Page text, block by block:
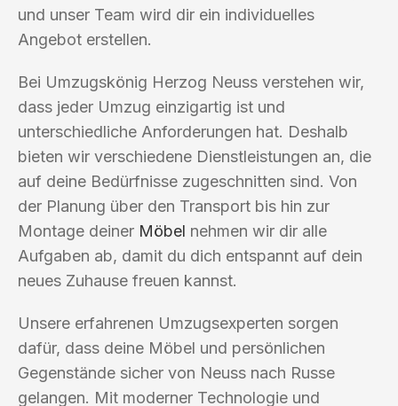
und unser Team wird dir ein individuelles
Angebot erstellen.
Bei Umzugskönig Herzog Neuss verstehen wir,
dass jeder Umzug einzigartig ist und
unterschiedliche Anforderungen hat. Deshalb
bieten wir verschiedene Dienstleistungen an, die
auf deine Bedürfnisse zugeschnitten sind. Von
der Planung über den Transport bis hin zur
Montage deiner Möbel nehmen wir dir alle
Aufgaben ab, damit du dich entspannt auf dein
neues Zuhause freuen kannst.
Unsere erfahrenen Umzugsexperten sorgen
dafür, dass deine Möbel und persönlichen
Gegenstände sicher von Neuss nach Russe
gelangen. Mit moderner Technologie und